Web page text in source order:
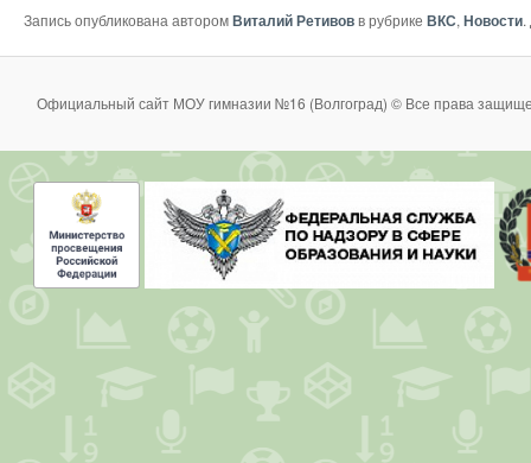
Запись опубликована авторомВиталий Ретивовв рубрике ВКС, Новости.
Официальный сайт МОУ гимназии №16 (Волгоград) © Все права